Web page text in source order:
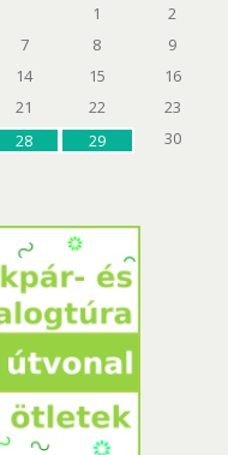
1
2
7 8
9
14 15
16
21 22
23
28 29
30